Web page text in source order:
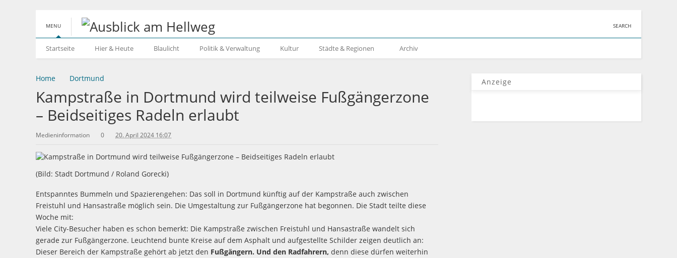
MENU SEARCH
Startseite Hier & Heute Blaulicht Politik & Verwaltung Kultur Städte & Regionen Archiv
Home Dortmund
Kampstraße in Dortmund wird teilweise Fußgängerzone
– Beidseitiges Radeln erlaubt
Medieninformation 0 20. April 2024 16:07
(Bild: Stadt Dortmund / Roland Gorecki)
Entspanntes Bummeln und Spazierengehen: Das soll in Dortmund künftig auf der Kampstraße auch zwischen
Freistuhl und Hansastraße möglich sein. Die Umgestaltung zur Fußgängerzone hat begonnen. Die Stadt teilte diese
Woche mit:
Viele City-Besucher haben es schon bemerkt: Die Kampstraße zwischen Freistuhl und Hansastraße wandelt sich
gerade zur Fußgängerzone. Leuchtend bunte Kreise auf dem Asphalt und aufgestellte Schilder zeigen deutlich an:
Dieser Bereich der Kampstraße gehört ab jetzt den Fußgängern. Und den Radfahrern, denn diese dürfen weiterhin
Anzeige